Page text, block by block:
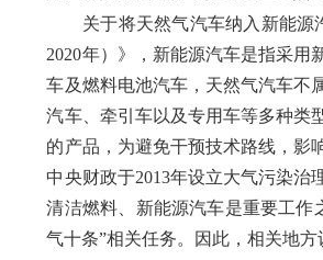
关于将天然气汽车纳入新能源汽
2020年）》，新能源汽车是指采
车及燃料电池汽车，天然气汽车不
汽车、牵引车以及专用车等多种类
的产品，为避免干预技术路线，影
中央财政于2013年设立大气污染
清洁燃料、新能源汽车是重要工作
气十条”相关任务。因此，相关地